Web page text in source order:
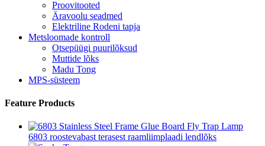
Proovitooted
Äravoolu seadmed
Elektriline Rodeni tapja
Metsloomade kontroll
Otsepüügi puurilõksud
Muttide lõks
Madu Tong
MPS-süsteem
Feature Products
6803 roostevabast terasest raamliimplaadi lendlõks